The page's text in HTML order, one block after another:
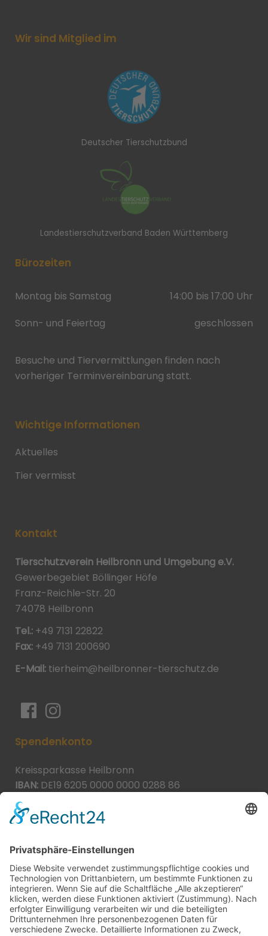
Wir sind Mitglied im
Deutscher Tierschutzbund
Landestierschutzverband Baden Württemberg
Bürozeiten
Montag bis Samstag
14:00 bis 17:00 Uhr
Sonn- und Feiertag
geschlossen
Besuche und Tiervermittlungen finden nach
vorheriger Terminvereinbarung statt.
Wichtige Informationen
Aktuelles
Tier vermisst
Kontakt
Tierschutzverein Heilbronn und Umgebung e.V.
Gewerbegebiet Böllinger Höfe
Franz-Reichle-Str. 20
74078 Heilbronn
Tel.: +49 7131 22822
Fax: +49 7131 200690
E-Mail: tierheim@heilbronner-tierschutz.de
Spendenkonto
Kreissparkasse Heilbronn
IBAN: DE19 6205 0000 0000 0288 86
BIC:
Spende direkt via PayPal
JETZT SPENDEN
paypal@heilbronner-tierschutz.de